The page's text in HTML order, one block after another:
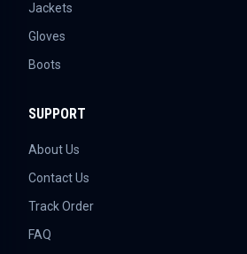
Jackets
Gloves
Boots
SUPPORT
About Us
Contact Us
Track Order
FAQ